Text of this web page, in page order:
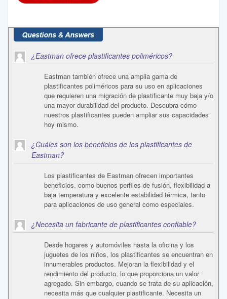
¿Eastman ofrece plastificantes poliméricos?
Eastman también ofrece una amplia gama de
plastificantes poliméricos para su uso en aplicaciones
que requieren una migración de plastificante muy baja y/o
una mayor durabilidad del producto. Descubra cómo
nuestros plastificantes pueden ampliar sus capacidades
hoy mismo.
¿Cuáles son los beneficios de los plastificantes de
Eastman?
Los plastificantes de Eastman ofrecen importantes
beneficios, como buenos perfiles de fusión, flexibilidad a
baja temperatura y excelente estabilidad térmica, tanto
para aplicaciones de uso general como especiales.
¿Necesita un fabricante de plastificantes confiable?
Desde hogares y automóviles hasta la oficina y los
juguetes de los niños, los plastificantes se encuentran en
innumerables productos. Mejoran la flexibilidad y el
rendimiento del producto, lo que proporciona un valor
agregado. Sin embargo, cuando se trata de su aplicación,
necesita más que cualquier plastificante. Necesita un